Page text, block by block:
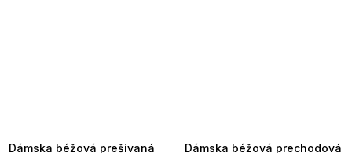
Dámska béžová prešívaná
Dámska béžová prechodová